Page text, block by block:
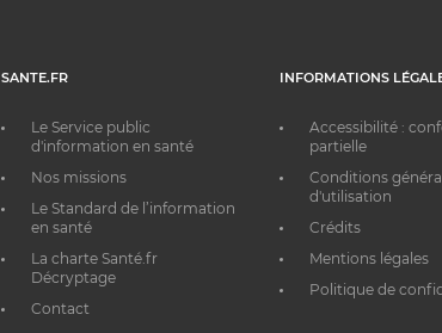
SANTE.FR
Le Service public
d'information en santé
Nos missions
Le Standard de l’information
en santé
La charte Santé.fr
Décryptage
Contact
INFORMATIONS
Accessibilité :
partielle
Conditions
d'utilisation
Crédits
Mentions légales
Politique de